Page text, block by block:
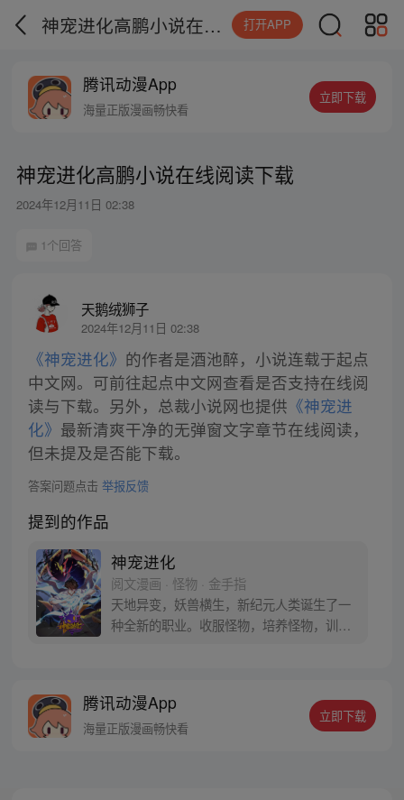
神宠进化高鹏小说在线阅读下载 打开APP
腾讯动漫App
海量正版漫画畅快看
立即下载
神宠进化高鹏小说在线阅读下载
2024年12月11日 02:38
1个回答
天鹅绒狮子
2024年12月11日 02:38
《神宠进化》 的作者是酒池醉，小说连载于起点
中文网。可前往起点中文网查看是否支持在线阅
读与下载。另外，总裁小说网也提供 《神宠进
化》 最新清爽干净的无弹窗文字章节在线阅读，
但未提及是否能下载。
答案问题点击 举报反馈
提到的作品
神宠进化
阅文漫画 · 怪物 · 金手指
天地异变，妖兽横生，新纪元人类诞生了一
种全新的职业。收服怪物，培养怪物，训练
只翱翔九天的真龙。 每周三、六更新
腾讯动漫App
海量正版漫画畅快看
立即下载